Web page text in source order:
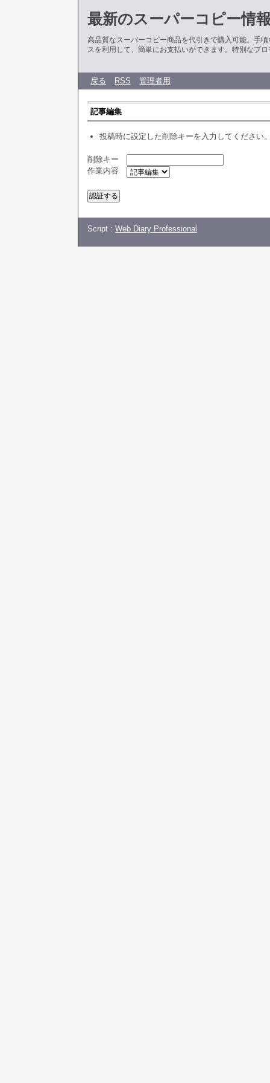
最新のスーパーコピー情
高品質なスーパーコピー商品を代引きで購入可能。手
スを利用して、簡単にお支払いができます。特別なプ
戻る RSS 管理者用
記事編集
投稿時に設定した削除キーを入力してください
削除キー
作業内容
Script : Web Diary Professional